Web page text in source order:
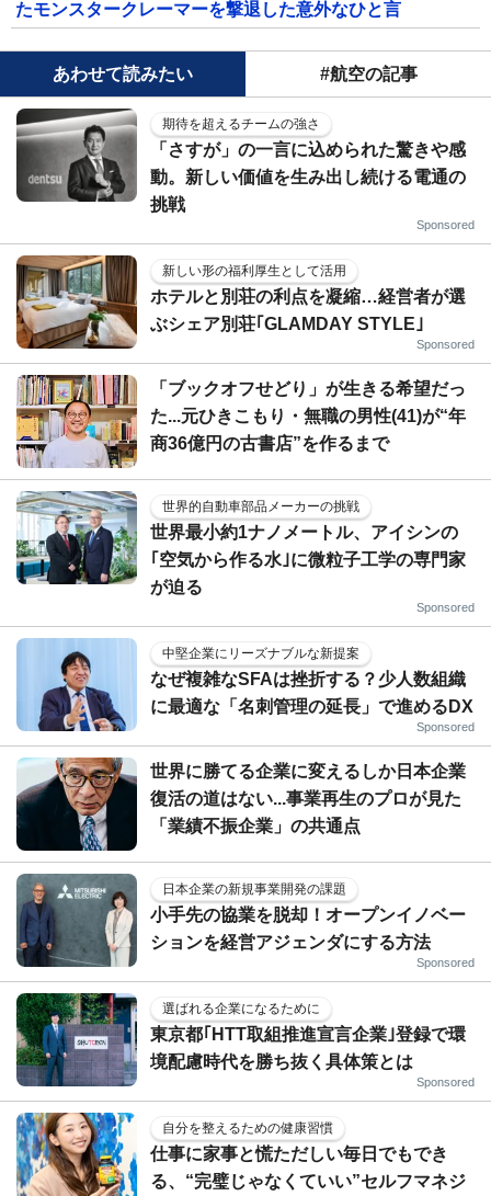
たモンスタークレーマーを撃退した意外なひと言
あわせて読みたい #航空の記事
期待を超えるチームの強さ
「さすが」の一言に込められた驚きや感
動。新しい価値を生み出し続ける電通の
挑戦
Sponsored
新しい形の福利厚生として活用
ホテルと別荘の利点を凝縮…経営者が選
ぶシェア別荘｢GLAMDAY STYLE｣
Sponsored
「ブックオフせどり」が生きる希望だっ
た...元ひきこもり・無職の男性(41)が“年
商36億円の古書店”を作るまで
世界的自動車部品メーカーの挑戦
世界最小約1ナノメートル、アイシンの
｢空気から作る水｣に微粒子工学の専門家
が迫る
Sponsored
中堅企業にリーズナブルな新提案
なぜ複雑なSFAは挫折する？少人数組織
に最適な「名刺管理の延長」で進めるDX
Sponsored
世界に勝てる企業に変えるしか日本企業
復活の道はない...事業再生のプロが見た
「業績不振企業」の共通点
日本企業の新規事業開発の課題
小手先の協業を脱却！オープンイノベー
ションを経営アジェンダにする方法
Sponsored
選ばれる企業になるために
東京都｢HTT取組推進宣言企業｣登録で環
境配慮時代を勝ち抜く具体策とは
Sponsored
自分を整えるための健康習慣
仕事に家事と慌ただしい毎日でもでき
る、“完璧じゃなくていい”セルフマネジ